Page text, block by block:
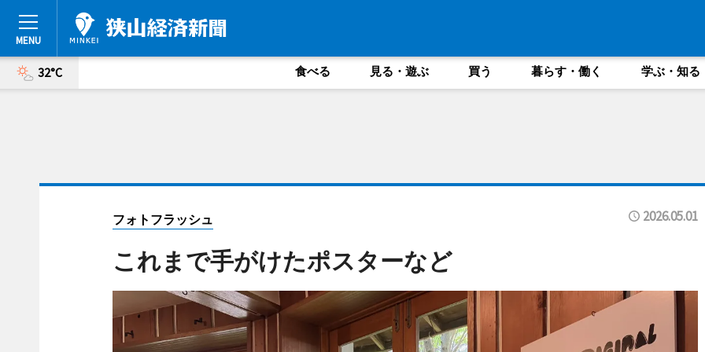
32°C 食べる 見る・遊ぶ 買う 暮らす・働く 学ぶ・知る
フォトフラッシュ 2026.05.01
これまで手がけたポスターなど